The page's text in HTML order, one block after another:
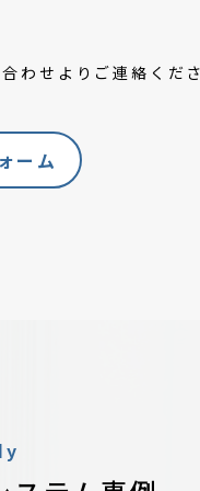
わせよりご連絡くだ
ーム